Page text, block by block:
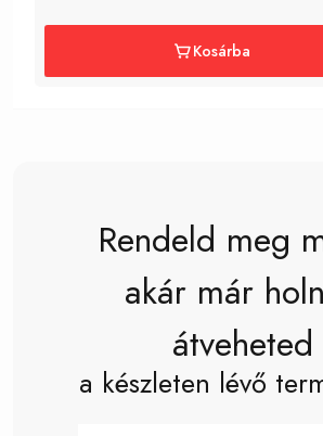
Kosárba
Rendeld meg
akár már
átveheted
a készleten lévő